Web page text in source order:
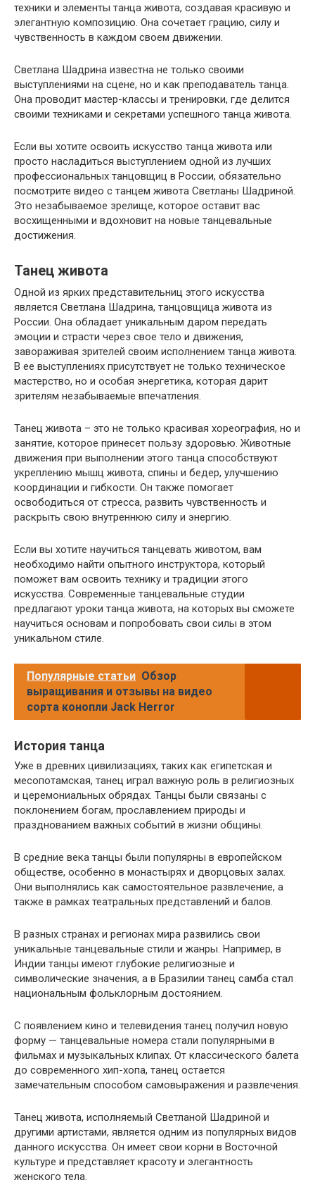
техники и элементы танца живота, создавая красивую и
элегантную композицию. Она сочетает грацию, силу и
чувственность в каждом своем движении.
Светлана Шадрина известна не только своими
выступлениями на сцене, но и как преподаватель танца.
Она проводит мастер-классы и тренировки, где делится
своими техниками и секретами успешного танца живота.
Если вы хотите освоить искусство танца живота или
просто насладиться выступлением одной из лучших
профессиональных танцовщиц в России, обязательно
посмотрите видео с танцем живота Светланы Шадриной.
Это незабываемое зрелище, которое оставит вас
восхищенными и вдохновит на новые танцевальные
достижения.
Танец живота
Одной из ярких представительниц этого искусства
является Светлана Шадрина, танцовщица живота из
России. Она обладает уникальным даром передать
эмоции и страсти через свое тело и движения,
завораживая зрителей своим исполнением танца живота.
В ее выступлениях присутствует не только техническое
мастерство, но и особая энергетика, которая дарит
зрителям незабываемые впечатления.
Танец живота – это не только красивая хореография, но и
занятие, которое принесет пользу здоровью. Животные
движения при выполнении этого танца способствуют
укреплению мышц живота, спины и бедер, улучшению
координации и гибкости. Он также помогает
освободиться от стресса, развить чувственность и
раскрыть свою внутреннюю силу и энергию.
Если вы хотите научиться танцевать животом, вам
необходимо найти опытного инструктора, который
поможет вам освоить технику и традиции этого
искусства. Современные танцевальные студии
предлагают уроки танца живота, на которых вы сможете
научиться основам и попробовать свои силы в этом
уникальном стиле.
Популярные статьи Обзор
выращивания и отзывы на видео
сорта конопли Jack Herror
История танца
Уже в древних цивилизациях, таких как египетская и
месопотамская, танец играл важную роль в религиозных
и церемониальных обрядах. Танцы были связаны с
поклонением богам, прославлением природы и
празднованием важных событий в жизни общины.
В средние века танцы были популярны в европейском
обществе, особенно в монастырях и дворцовых залах.
Они выполнялись как самостоятельное развлечение, а
также в рамках театральных представлений и балов.
В разных странах и регионах мира развились свои
уникальные танцевальные стили и жанры. Например, в
Индии танцы имеют глубокие религиозные и
символические значения, а в Бразилии танец самба стал
национальным фольклорным достоянием.
С появлением кино и телевидения танец получил новую
форму — танцевальные номера стали популярными в
фильмах и музыкальных клипах. От классического балета
до современного хип-хопа, танец остается
замечательным способом самовыражения и развлечения.
Танец живота, исполняемый Светланой Шадриной и
другими артистами, является одним из популярных видов
данного искусства. Он имеет свои корни в Восточной
культуре и представляет красоту и элегантность
женского тела.